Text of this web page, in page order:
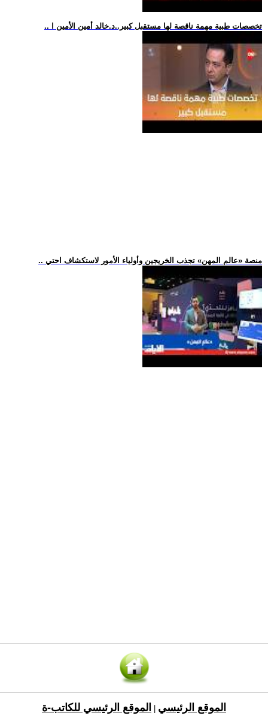
.. تخصصات طبية مهمة ناقصة لها مستقبل كبير..د.خالد أمين الأمين ا
.. منصة «عالم المهن» تجذب الخريجين وأولياء الأمور لاستكشاف احتي
الموقع الرئيسي الموقع الرئيسي للكاتب-ة